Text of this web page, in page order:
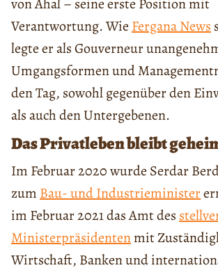
Verantwortung. Wie Fergana News
legte er als Gouverneur
Umgangsformen und
den Tag, sowohl gegenüber den
als auch den Untergebenen.
Das Privatleben bleibt
Im Februar 2020 wurde Serdar
zum Bau- und Industrieminister
im Februar 2021 das Amt des
Ministerpräsidentenmit
Wirtschaft, Banken und